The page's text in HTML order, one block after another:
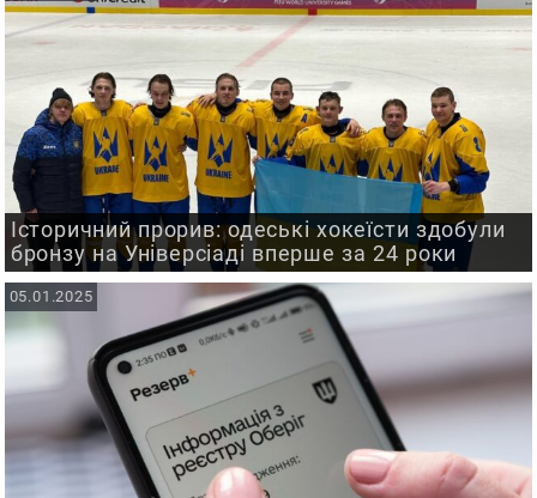
Історичний прорив: одеські хокеїсти здобули
бронзу на Універсіаді вперше за 24 роки
05.01.2025